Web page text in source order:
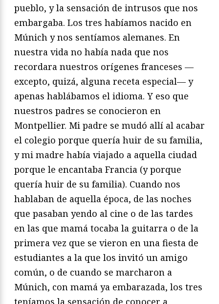
pueblo, y la sensación de intrusos que nos
embargaba. Los tres habíamos nacido en
Múnich y nos sentíamos alemanes. En
nuestra vida no había nada que nos
recordara nuestros orígenes franceses —
excepto, quizá, alguna receta especial— y
apenas hablábamos el idioma. Y eso que
nuestros padres se conocieron en
Montpellier. Mi padre se mudó allí al acabar
el colegio porque quería huir de su familia,
y mi madre había viajado a aquella ciudad
porque le encantaba Francia (y porque
quería huir de su familia). Cuando nos
hablaban de aquella época, de las noches
que pasaban yendo al cine o de las tardes
en las que mamá tocaba la guitarra o de la
primera vez que se vieron en una fiesta de
estudiantes a la que los invitó un amigo
común, o de cuando se marcharon a
Múnich, con mamá ya embarazada, los tres
teníamos la sensación de conocer a